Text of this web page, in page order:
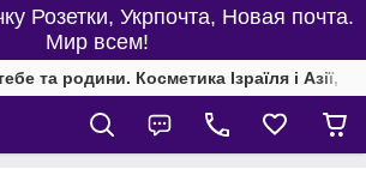
Розетки, Укрпочта, Новая почта.
Мир всем!
та родини. Косметика Ізраїля і Азії,